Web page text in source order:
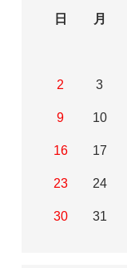
日
月
2 3
9 10
16 17
23 24
30 31